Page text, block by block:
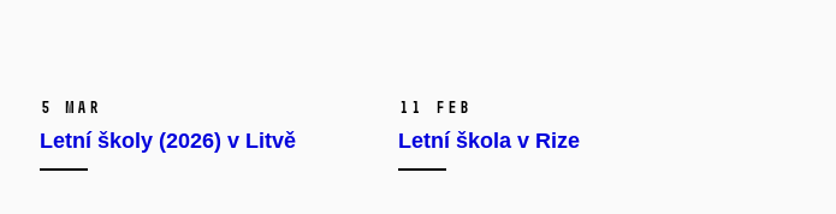
5 Mar
Letní školy (2026) v Litvě
11 Feb
Letní škola v Rize